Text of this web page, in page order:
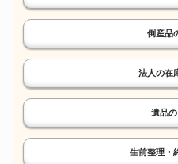
倒産品
法人の在
遺品
生前整理・